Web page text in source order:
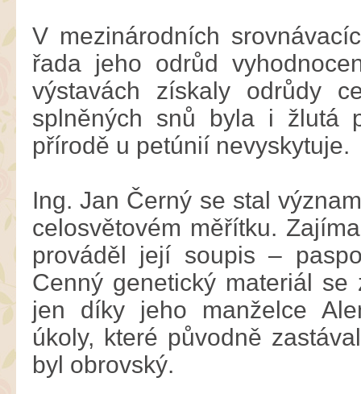
V mezinárodních
řada jeho odrůd
výstavách získaly odrůdy
splněných snů byla i žlutá
přírodě u petúnií nevyskytuje.
Ing. Jan Černý se stal
celosvětovém měřítku.
prováděl její soupis –
Cenný genetický materiál
jen díky jeho manželce
úkoly, které původně
byl obrovský.